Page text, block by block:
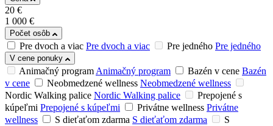
20 €
1 000 €
Počet osôb
Pre dvoch a viac Pre dvoch a viac Pre jedného Pre jedného
V cene ponuky
Animačný programAnimačný program Bazén v cene Bazén
v cene
Neobmedzené wellness Neobmedzené wellness
Nordic Walking palice Nordic Walking palice
Prepojené s
kúpeľmi Prepojené s kúpeľmi Privátne wellness Privátne
wellness
S dieťaťom zdarma S dieťaťom zdarma
S